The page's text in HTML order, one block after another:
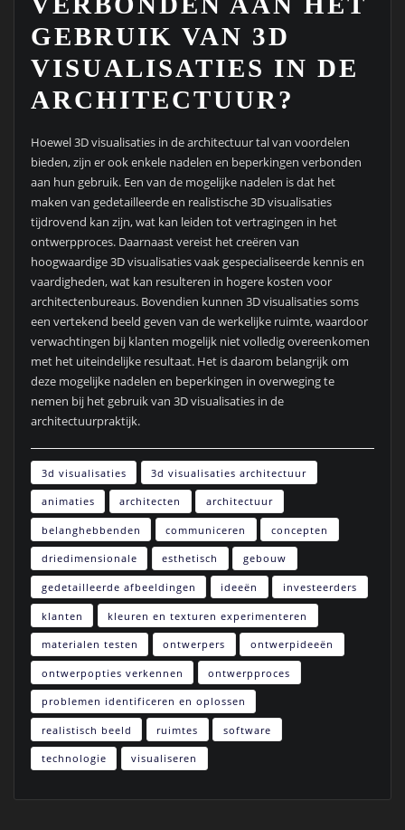
GEBRUIK VAN 3D
VISUALISATIES IN DE
ARCHITECTUUR?
Hoewel 3D visualisaties in de architectuur tal van voordelen
bieden, zijn er ook enkele nadelen en beperkingen verbonden
aan hun gebruik. Een van de mogelijke nadelen is dat het
maken van gedetailleerde en realistische 3D visualisaties
tijdrovend kan zijn, wat kan leiden tot vertragingen in het
ontwerpproces. Daarnaast vereist het creëren van
hoogwaardige 3D visualisaties vaak gespecialiseerde kennis en
vaardigheden, wat kan resulteren in hogere kosten voor
architectenbureaus. Bovendien kunnen 3D visualisaties soms
een vertekend beeld geven van de werkelijke ruimte, waardoor
verwachtingen bij klanten mogelijk niet volledig overeenkomen
met het uiteindelijke resultaat. Het is daarom belangrijk om
deze mogelijke nadelen en beperkingen in overweging te
nemen bij het gebruik van 3D visualisaties in de
architectuurpraktijk.
3d visualisaties 3d visualisaties architectuur
animaties architecten architectuur
belanghebbenden communiceren concepten
driedimensionale esthetisch gebouw
gedetailleerde afbeeldingen ideeën investeerders
klanten kleuren en texturen experimenteren
materialen testen ontwerpers ontwerpideeën
ontwerpopties verkennen ontwerpproces
problemen identificeren en oplossen
realistisch beeld ruimtes software
technologie visualiseren